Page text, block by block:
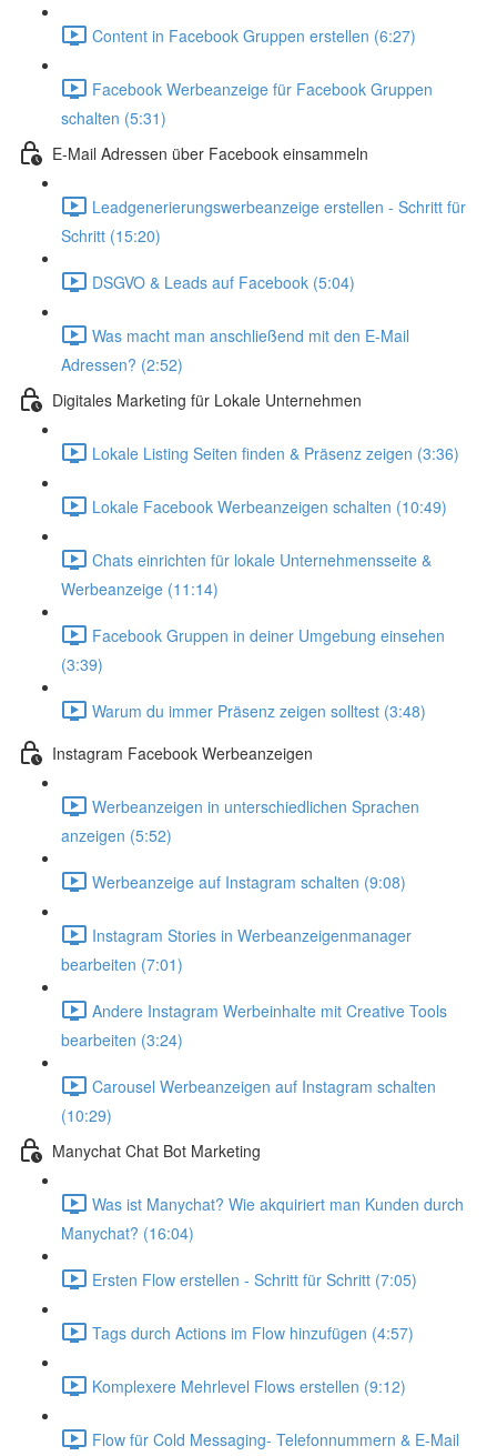
Content in Facebook Gruppen erstellen (6:27)
Facebook Werbeanzeige für Facebook Gruppen
schalten (5:31)
E-Mail Adressen über Facebook einsammeln
Leadgenerierungswerbeanzeige erstellen - Schritt für
Schritt (15:20)
DSGVO & Leads auf Facebook (5:04)
Was macht man anschließend mit den E-Mail
Adressen? (2:52)
Digitales Marketing für Lokale Unternehmen
Lokale Listing Seiten finden & Präsenz zeigen (3:36)
Lokale Facebook Werbeanzeigen schalten (10:49)
Chats einrichten für lokale Unternehmensseite &
Werbeanzeige (11:14)
Facebook Gruppen in deiner Umgebung einsehen
(3:39)
Warum du immer Präsenz zeigen solltest (3:48)
Instagram Facebook Werbeanzeigen
Werbeanzeigen in unterschiedlichen Sprachen
anzeigen (5:52)
Werbeanzeige auf Instagram schalten (9:08)
Instagram Stories in Werbeanzeigenmanager
bearbeiten (7:01)
Andere Instagram Werbeinhalte mit Creative Tools
bearbeiten (3:24)
Carousel Werbeanzeigen auf Instagram schalten
(10:29)
Manychat Chat Bot Marketing
Was ist Manychat? Wie akquiriert man Kunden durch
Manychat? (16:04)
Ersten Flow erstellen - Schritt für Schritt (7:05)
Tags durch Actions im Flow hinzufügen (4:57)
Komplexere Mehrlevel Flows erstellen (9:12)
Flow für Cold Messaging- Telefonnummern & E-Mail